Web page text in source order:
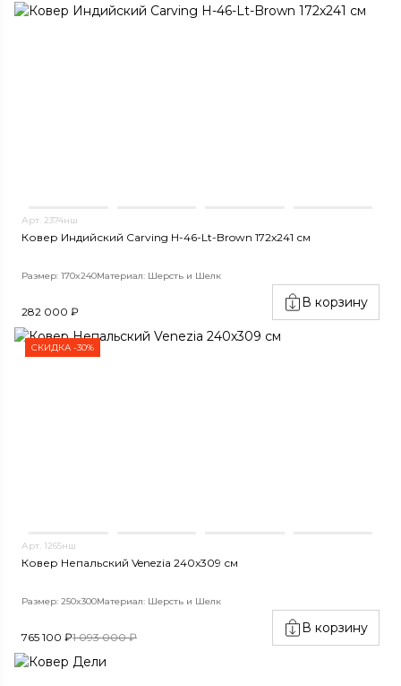
Арт. 2374нш
Ковер Индийский Carving H-46-Lt-Brown 172x241 см
Размер: 170x240Материал: Шерсть и Шелк
282 000 ₽
В корзину
СКИДКА -30%
Арт. 1265нш
Ковер Непальский Venezia 240x309 см
Размер: 250x300Материал: Шерсть и Шелк
765 100 ₽1 093 000 ₽
В корзину